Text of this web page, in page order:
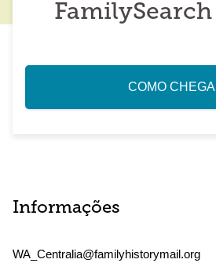
COMO
Informações
WA_Centralia@familyhistorymail.org